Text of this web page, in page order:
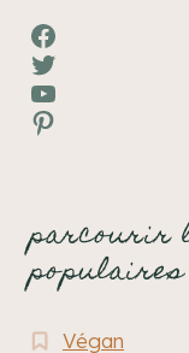
Facebook
Twitter
YouTube
Pinterest
parcourir
populaires
Végan